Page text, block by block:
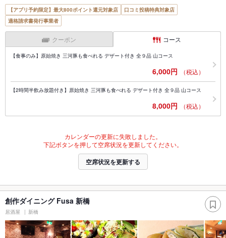
【アプリ予約限定】最大800ポイント還元対象店
口コミ投稿特典対象店
適格請求書発行事業者
クーポン コース
【食事のみ】原始焼き 三河豚も食べれる デザート付き 全９品 山コース
6,000円 （税込）
【2時間半飲み放題付き】原始焼き 三河豚も食べれる デザート付き 全９品 山コース
8,000円 （税込）
カレンダーの更新に失敗しました。
下記ボタンを押して空席状況を更新してください。
空席状況を更新する
創作ダイニング Fusa 新橋
居酒屋 新橋